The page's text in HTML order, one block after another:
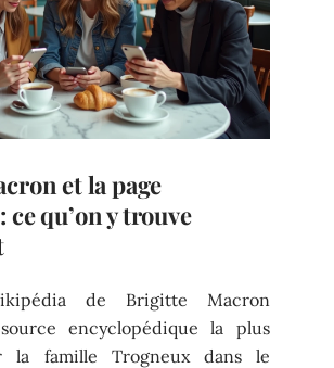
et la page
qu’on y trouve
de Brigitte Macron
encyclopédique la plus
la famille Trogneux dans le